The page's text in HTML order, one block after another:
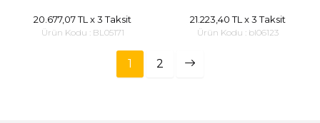
20.677,07 TL x 3 Taksit
Ürün Kodu : BL05171
21.223,40 TL x 3 Taksit
Ürün Kodu : bl06123
1 2